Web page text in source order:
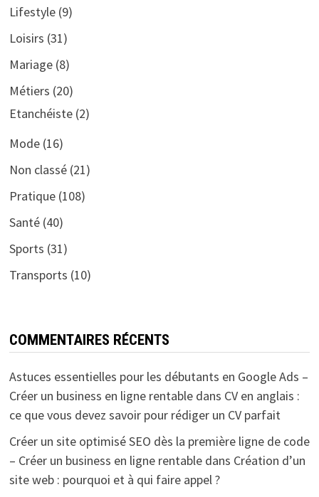
Lifestyle(9)
Loisirs (31)
Mariage(8)
Métiers (20)
Etanchéiste(2)
Mode(16)
Non classé(21)
Pratique(108)
Santé(40)
Sports (31)
Transports (10)
COMMENTAIRES RÉCENTS
Astuces essentielles pour les débutants en Google Ads –
Créer un business en ligne rentabledans CV en anglais :
ce que vous devez savoir pour rédiger un CV parfait
Créer un site optimisé SEO dès la première ligne de code
– Créer un business en ligne rentabledans Création d’un
site web : pourquoi et à qui faire appel ?